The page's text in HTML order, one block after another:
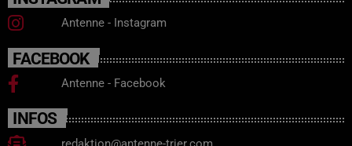
Antenne - Instagram
FACEBOOK
Antenne - Facebook
INFOS